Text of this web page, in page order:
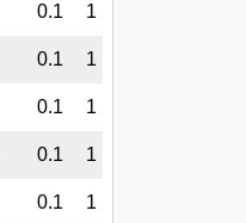
0.1 1
0.1 1
0.1 1
0.1 1
0.1 1